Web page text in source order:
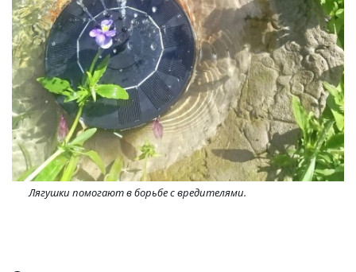
Лягушки помогают в борьбе с вредителями.